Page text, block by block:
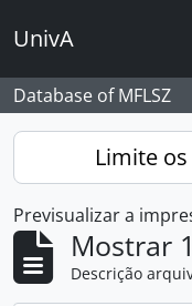
UnivA
Database of MFLSZ
Limite
Previsualizar a
Mostrar
Descrição